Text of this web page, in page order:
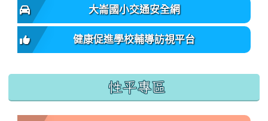
大崙國小交通安全網
健康促進學校輔導訪視平台
性平專區